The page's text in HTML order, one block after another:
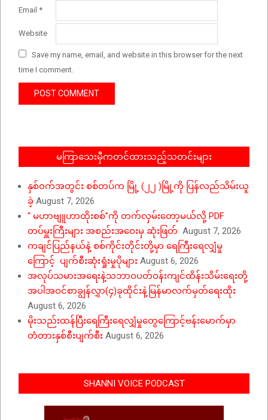
Email *
Website
Save my name, email, and website in this browser for the next
time I comment.
မကြာသေးမှီကတင်ထားသည့်သတင်းများ
နှစ်ဝက်အတွင်း စစ်တပ်က မြို့ (၂၂ )မြို့ကို ပြန်လည်သိမ်းယူ
ခဲ့ August 7, 2026
“ မဟာဗျူဟာထိုးစစ်”ကို တက်လှမ်းတော့မယ်လို့ PDF
တပ်မှူးကြီးများ အစည်းအဝေးမှ ဆုံးဖြတ် August 7, 2026
ကချင်ပြည်နယ်နဲ့ စစ်ကိုင်းတိုင်းတို့မှာ ရေကြီးရေလျှံမှု
ကြောင့် ပျက်စီးဆုံးရှုံးမှုပိုများ August 6, 2026
အလုပ်သမားအရေးနဲ့သဘာဝပတ်ဝန်းကျင်ထိန်းသိမ်းရေးတို့
အပါအဝင်စာချွန်လွှာ(၄)ခုထိုင်းနဲ့မြန်မာလက်မှတ်ရေးထိုး
August 6, 2026
မိုးသည်းထန်ပြီးရေကြီးရေလျှံမှုတွေကြောင့်ဗန်းမောက်မှာ
တံတားနှစ်စီးပျက်စီး August 6, 2026
SHANNI VOICE PODCAST